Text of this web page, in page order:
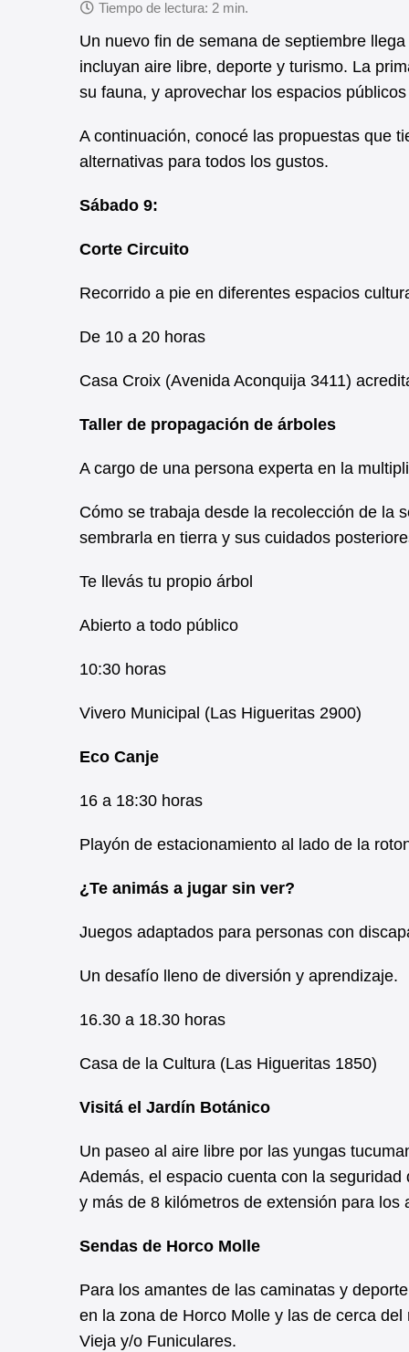
a
c
e
b
o
o
k
h
a
t
s
A
p
p
Un nuevo fin de semana de septiembre
incluyan aire libre, deporte y turismo. La
su fauna, y aprovechar los espacios
A continuación, conocé las propuestas que
alternativas para todos los gustos.
Sábado 9:
Corte Circuito
Recorrido a pie en diferentes espacios
De 10 a 20 horas
Casa Croix (Avenida Aconquija 3411)
Taller de propagación de árboles
A cargo de una persona experta en la
Cómo se trabaja desde la recolección de la
sembrarla en tierra y sus cuidados
Te llevás tu propio árbol
Abierto a todo público
10:30 horas
Vivero Municipal (Las Higueritas 2900)
Eco Canje
16 a 18:30 horas
Playón de estacionamiento al lado de la
¿Te animás a jugar sin ver?
Juegos adaptados para personas con
Un desafío lleno de diversión y aprendizaje.
16.30 a 18.30 horas
Casa de la Cultura (Las Higueritas 1850)
Visitá el Jardín Botánico
Un paseo al aire libre por las yungas
Además, el espacio cuenta con la
y más de 8 kilómetros de extensión para los
Sendas de Horco Molle
Para los amantes de las caminatas y
en la zona de Horco Molle y las de cerca
Vieja y/o Funiculares.